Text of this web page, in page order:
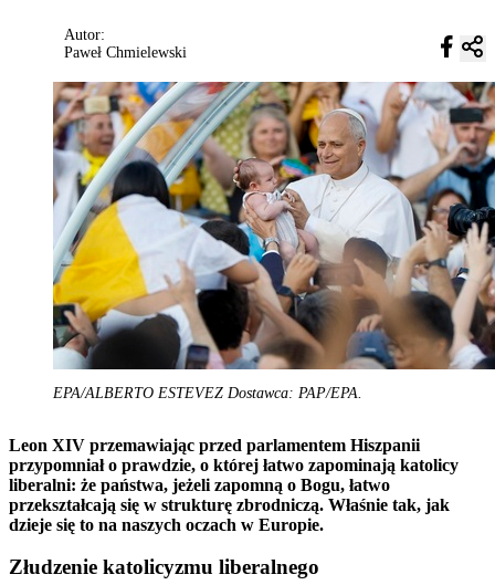
Autor:
Paweł Chmielewski
EPA/ALBERTO ESTEVEZ Dostawca: PAP/EPA.
Leon XIV przemawiając przed parlamentem Hiszpanii
przypomniał o prawdzie, o której łatwo zapominają katolicy
liberalni: że państwa, jeżeli zapomną o Bogu, łatwo
przekształcają się w strukturę zbrodniczą. Właśnie tak, jak
dzieje się to na naszych oczach w Europie.
Złudzenie katolicyzmu liberalnego